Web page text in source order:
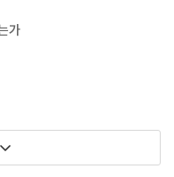
적격 낙인을 찍는지 날카롭
책감, 열등감을 느낀다. 그 결
.
히는 현실을 자각하지 못하는
시스템에 숨은 고충과 해악,
가